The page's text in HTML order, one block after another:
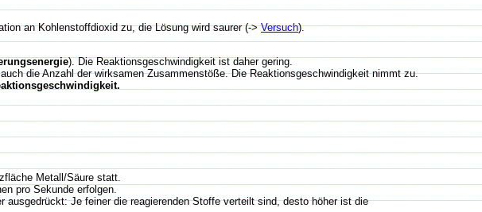
an Kohlenstoffdioxid zu, die Lösung wird saurer (->Versuch).
). Die Reaktionsgeschwindigkeit ist daher gering.
die Anzahl der wirksamen Zusammenstöße. Die Reaktionsgeschwindigkeit nimmt zu.
Metall/Säure statt.
pro Sekunde erfolgen.
ausgedrückt: Je feiner die reagierenden Stoffe verteilt sind, desto höher ist die